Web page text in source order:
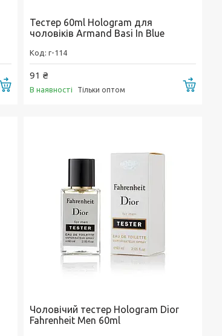
Купити
Тестер 60ml Hologram для
чоловіків Armand Basi In Blue
г-114
91 ₴
В наявності Тільки оптом
Чоловічий тестер Hologram Dior
Fahrenheit Men 60ml